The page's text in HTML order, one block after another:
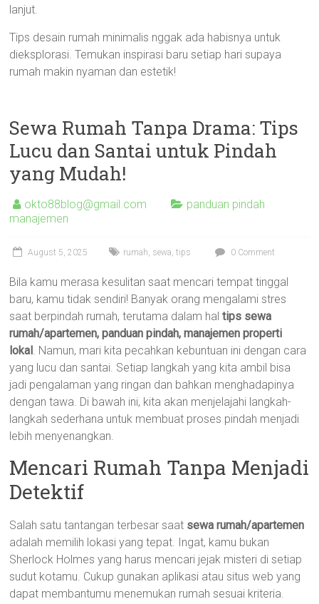
lanjut.
Tips desain rumah minimalis nggak ada habisnya untuk
dieksplorasi. Temukan inspirasi baru setiap hari supaya
rumah makin nyaman dan estetik!
Sewa Rumah Tanpa Drama: Tips
Lucu dan Santai untuk Pindah
yang Mudah!
okto88blog@gmail.com
panduan pindah
manajemen
August 5, 2025 rumah, sewa,tips 0 Comment
Bila kamu merasa kesulitan saat mencari tempat tinggal
baru, kamu tidak sendiri! Banyak orang mengalami stres
saat berpindah rumah, terutama dalam haltips sewa
rumah/apartemen, panduan pindah, manajemen properti
lokal. Namun, mari kita pecahkan kebuntuan ini dengan cara
yang lucu dan santai. Setiap langkah yang kita ambil bisa
jadi pengalaman yang ringan dan bahkan menghadapinya
dengan tawa. Di bawah ini, kita akan menjelajahi langkah-
langkah sederhana untuk membuat proses pindah menjadi
lebih menyenangkan.
Mencari Rumah Tanpa Menjadi
Detektif
Salah satu tantangan terbesar saat sewa rumah/apartemen
adalah memilih lokasi yang tepat. Ingat, kamu bukan
Sherlock Holmes yang harus mencari jejak misteri di setiap
sudut kotamu. Cukup gunakan aplikasi atau situs web yang
dapat membantumu menemukan rumah sesuai kriteria.